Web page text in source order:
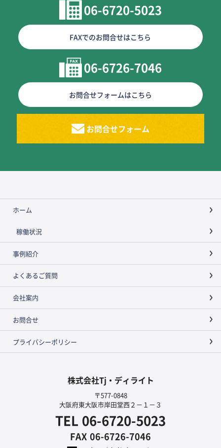
06-6720-5023
FAXでのお問合せはこちら
06-6726-7046
お問合せフォームはこちら
お問合せフォーム
ホーム
稼働状況
事例紹介
よくあるご質問
会社案内
お問合せ
プライバシーポリシー
株式会社Tj・ディライト
〒577-0848
大阪府東大阪市岸田堂西２－１－３
TEL 06-6720-5023
FAX 06-6726-7046